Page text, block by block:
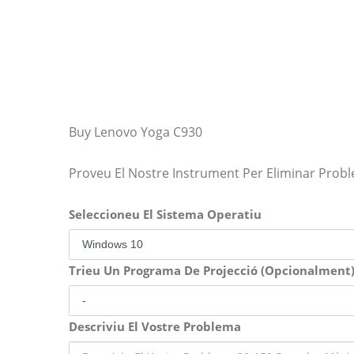
Buy Lenovo Yoga C930
Proveu El Nostre Instrument Per Eliminar
Seleccioneu El Sistema Operatiu
Trieu Un Programa De Projecció (Opcionalment)
Descriviu El Vostre Problema